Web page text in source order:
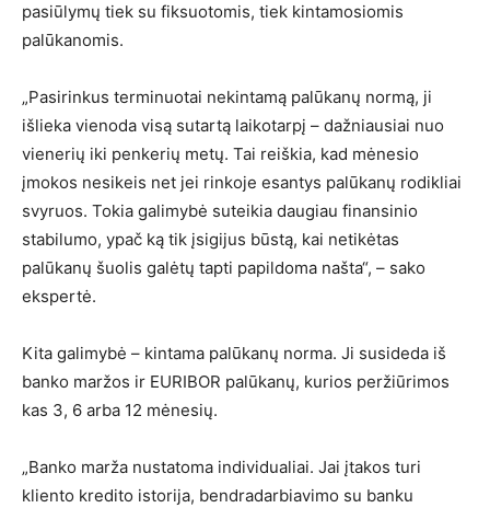
pasiūlymų tiek su fiksuotomis, tiek kintamosiomis
palūkanomis.
„Pasirinkus terminuotai nekintamą palūkanų normą, ji
išlieka vienoda visą sutartą laikotarpį – dažniausiai nuo
vienerių iki penkerių metų. Tai reiškia, kad mėnesio
įmokos nesikeis net jei rinkoje esantys palūkanų rodikliai
svyruos. Tokia galimybė suteikia daugiau finansinio
stabilumo, ypač ką tik įsigijus būstą, kai netikėtas
palūkanų šuolis galėtų tapti papildoma našta“, – sako
ekspertė.
Kita galimybė – kintama palūkanų norma. Ji susideda iš
banko maržos ir EURIBOR palūkanų, kurios peržiūrimos
kas 3, 6 arba 12 mėnesių.
„Banko marža nustatoma individualiai. Jai įtakos turi
kliento kredito istorija, bendradarbiavimo su banku